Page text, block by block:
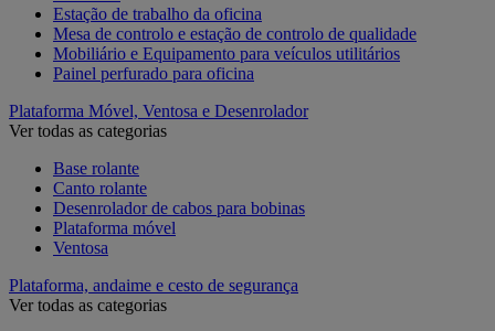
Estação de trabalho da oficina
Mesa de controlo e estação de controlo de qualidade
Mobiliário e Equipamento para veículos utilitários
Painel perfurado para oficina
Plataforma Móvel, Ventosa e Desenrolador
Ver todas as categorias
Base rolante
Canto rolante
Desenrolador de cabos para bobinas
Plataforma móvel
Ventosa
Plataforma, andaime e cesto de segurança
Ver todas as categorias